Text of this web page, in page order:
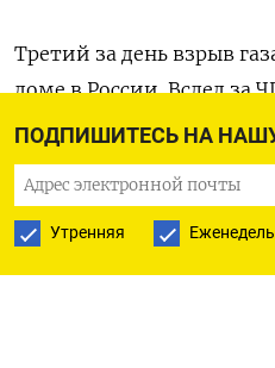
ПОДПИШИТЕСЬ НА
Утренняя
Третий за день взрыв
доме в России. Вслед за
и Заволжье газовый
в Кантемировке
пресс-служба